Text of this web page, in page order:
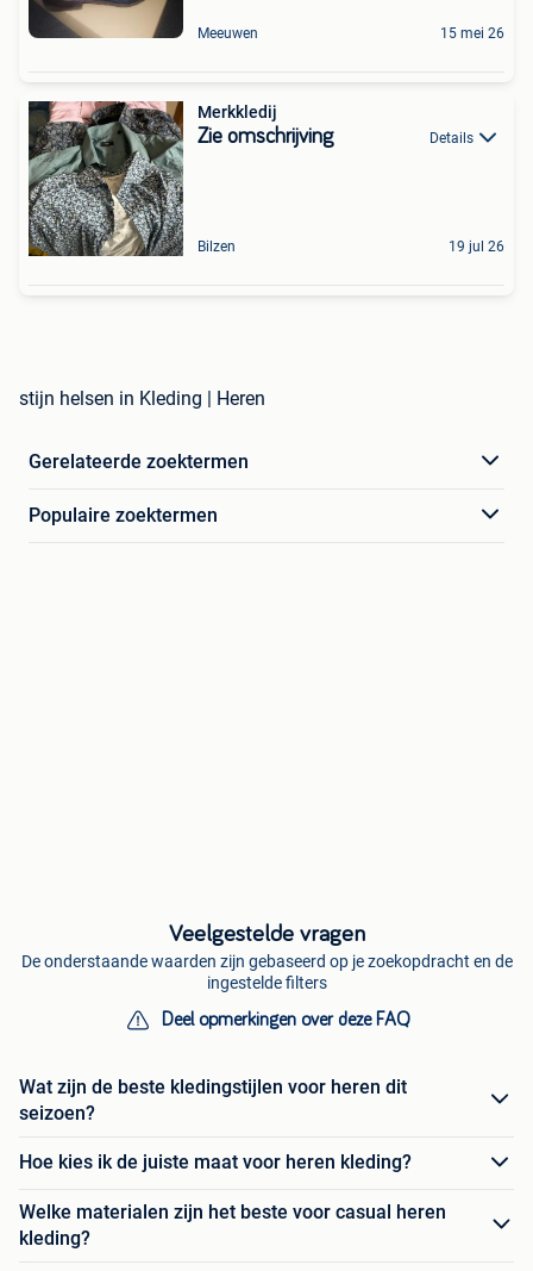
Meeuwen 15 mei 26
Merkkledij
Zie omschrijving Details
Bilzen 19 jul 26
stijn helsen in Kleding | Heren
Gerelateerde zoektermen
Populaire zoektermen
Veelgestelde vragen
De onderstaande waarden zijn gebaseerd op je zoekopdracht en de
ingestelde filters
Deel opmerkingen over deze FAQ
Wat zijn de beste kledingstijlen voor heren dit
seizoen?
Hoe kies ik de juiste maat voor heren kleding?
Welke materialen zijn het beste voor casual heren
kleding?